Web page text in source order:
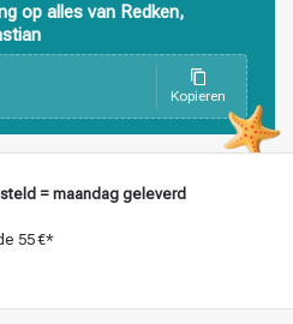
Coloration des cheveux
op alles van Redken,
Kopieren
= maandag geleverd
55 €*